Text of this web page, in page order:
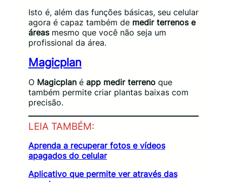
Isto é, além das funções básicas, seu celular
agora é capaz também de medir terrenos e
áreasmesmo que você não seja um
profissional da área.
Magicplan
O Magicplan é app medir terreno que
também permite criar plantas baixas com
precisão.
LEIA TAMBÉM:
Aprenda a recuperar fotos e vídeos
apagados do celular
Aplicativo que permite ver através das